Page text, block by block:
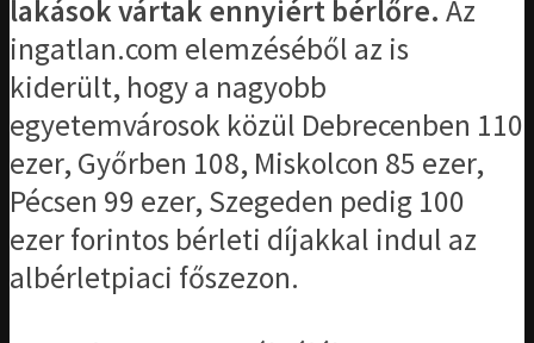
lakások vártak ennyiért bérlőre. Az
ingatlan.com elemzéséből az is
kiderült, hogy a nagyobb
egyetemvárosok közül Debrecenben 110
ezer, Győrben 108, Miskolcon 85 ezer,
Pécsen 99 ezer, Szegeden pedig 100
ezer forintos bérleti díjakkal indul az
albérletpiaci főszezon.